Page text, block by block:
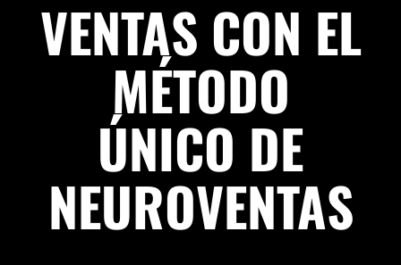
VENTAS CON EL
MÉTODO
ÚNICO DE
NEUROVENTAS